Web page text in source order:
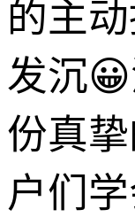
的主
发沉
份真
户们